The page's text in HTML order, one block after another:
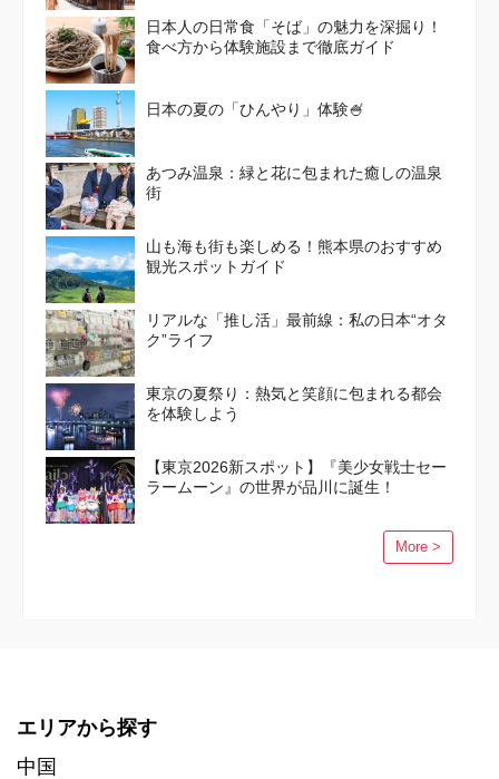
日本人の日常食「そば」の魅力を深掘り！
食べ方から体験施設まで徹底ガイド
日本の夏の「ひんやり」体験🍧
あつみ温泉：緑と花に包まれた癒しの温泉
街
山も海も街も楽しめる！熊本県のおすすめ
観光スポットガイド
リアルな「推し活」最前線：私の日本“オタ
ク”ライフ
東京の夏祭り：熱気と笑顔に包まれる都会
を体験しよう
【東京2026新スポット】『美少女戦士セー
ラームーン』の世界が品川に誕生！
More >
エリアから探す
中国